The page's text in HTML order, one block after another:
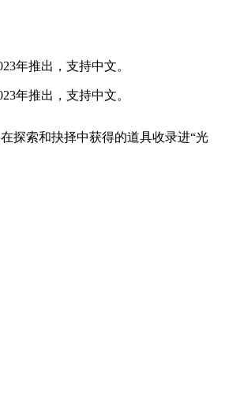
年推出，支持中文。
年推出，支持中文。
探索和抉择中获得的道具收录进“光